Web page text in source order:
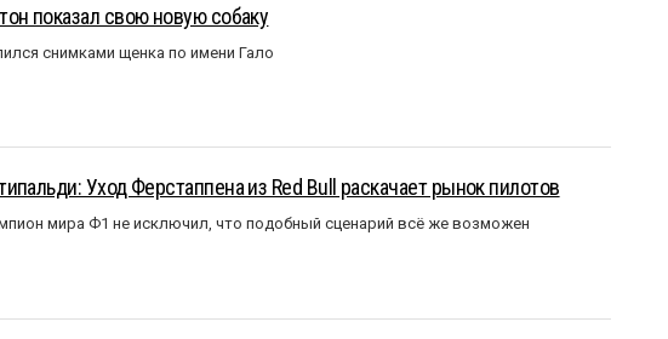
показал свою новую собаку
снимками щенка по имени Гало
Уход Ферстаппена из Red Bull раскачает рынок пилотов
мира Ф1 не исключил, что подобный сценарий всё же возможен